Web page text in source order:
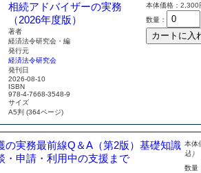
相続アドバイザーの実務
（2026年度版）
著者
経済法令研究会・編
発行元
経済法令研究会
発刊日
2026-08-10
ISBN
978-4-7668-3548-9
サイズ
A5判 (364ページ)
本体価格：2,300
数量：
カートに入
の実務最前線Q＆A（第2版）基礎知識
・申請・利用中の支援まで
本体
込）
数量